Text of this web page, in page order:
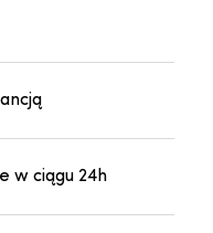
w ciągu 24h